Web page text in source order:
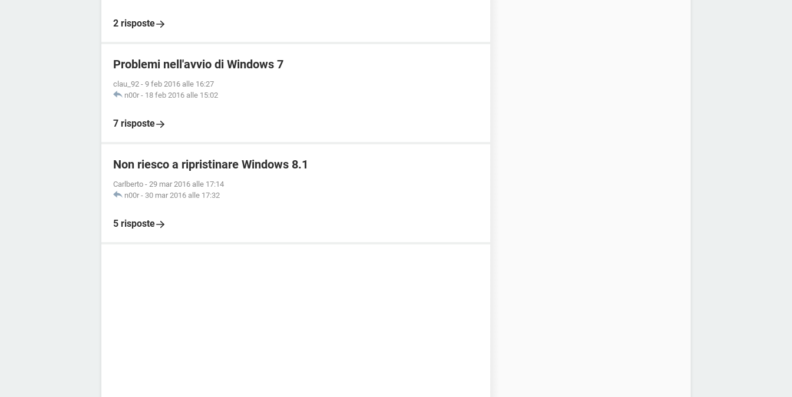
2 risposte
Problemi nell'avvio di Windows 7
clau_92 - 9 feb 2016 alle 16:27
n00r - 18 feb 2016 alle 15:02
7 risposte
Non riesco a ripristinare Windows 8.1
Carlberto - 29 mar 2016 alle 17:14
n00r - 30 mar 2016 alle 17:32
5 risposte